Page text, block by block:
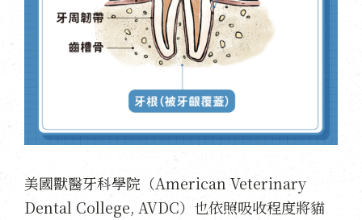
美國獸醫牙科學院（American Veterinary
Dental College, AVDC）也依照吸收程度將貓